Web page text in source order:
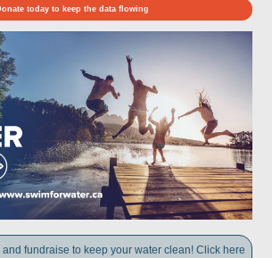
today to keep the data flowing
fundraise to keep your water clean! Click here